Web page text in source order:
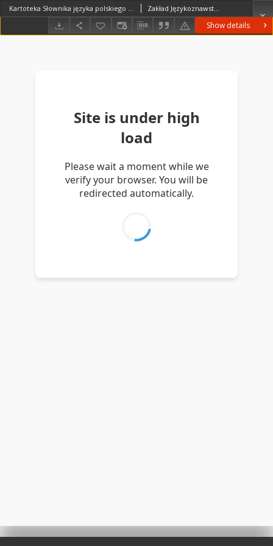
Show details
Kartoteka Słownika języka polskiego XVII i 1. połowy XVIII wieku; Za4 - Zabawiony Zakład Językoznawstwa PAN w Warszawie